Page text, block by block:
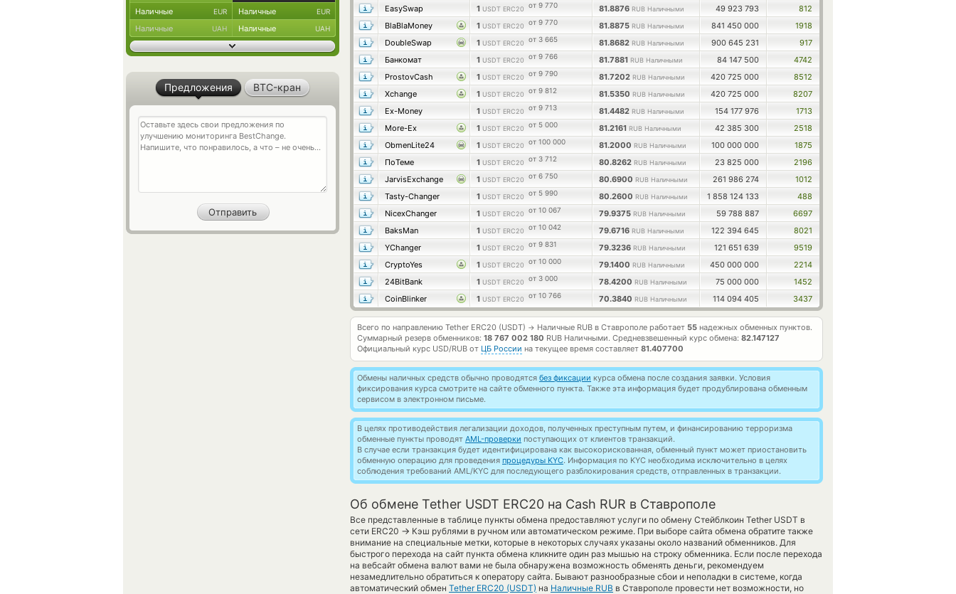
EasySwap
1 USDT ERC20 от 9 770 81.8876 RUB Наличными 49 923 793
812
BlaBlaMoney
1 USDT ERC20 от 9 770 81.8875 RUB Наличными 841 450 000
1918
DoubleSwap
1 USDT ERC20 от 3 665 81.8682 RUB Наличными 900 645 231
917
Банкомат
1 USDT ERC20 от 9 766 81.7881 RUB Наличными 84 147 500
4742
ProstovCash
1 USDT ERC20 от 9 790 81.7202 RUB Наличными 420 725 000
8512
Xchange
1 USDT ERC20 от 9 812 81.5350 RUB Наличными 420 725 000
8207
Ex-Money
1 USDT ERC20 от 9 713 81.4482 RUB Наличными 154 177 976
1713
More-Ex
1 USDT ERC20 от 5 000 81.2161 RUB Наличными 42 385 300
2518
ObmenLite24
1 USDT ERC20 от 100 000 81.2000 RUB Наличными 100 000 000
1875
ПоТеме
1 USDT ERC20 от 3 712 80.8262 RUB Наличными 23 825 000
2196
JarvisExchange
1 USDT ERC20 от 6 750 80.6900 RUB Наличными 261 986 274
1012
Tasty-Changer
1 USDT ERC20 от 5 990 80.2600 RUB Наличными 1 858 124 133
488
NicexChanger
1 USDT ERC20 от 10 067 79.9375 RUB Наличными 59 788 887
6697
BaksMan
1 USDT ERC20 от 10 042 79.6716 RUB Наличными 122 394 645
8021
YChanger
1 USDT ERC20 от 9 831 79.3236 RUB Наличными 121 651 639
9519
CryptoYes
1 USDT ERC20 от 10 000 79.1400 RUB Наличными 450 000 000
2214
24BitBank
1 USDT ERC20 от 3 000 78.4200 RUB Наличными 75 000 000
1452
CoinBlinker
1 USDT ERC20 от 10 766 70.3840 RUB Наличными 114 094 405 3437
Всего по направлению Tether ERC20 (USDT) → Наличные RUB в Ставрополе работает 55 надежных обменных пунктов.
Суммарный резерв обменников: 18 767 002 180 RUB Наличными. Средневзвешенный курс обмена: 82.147127
Официальный курс USD/RUB от ЦБ России на текущее время составляет 81.407700
Обмены наличных средств обычно проводятся без фиксации курса обмена после создания заявки. Условия
фиксирования курса смотрите на сайте обменного пункта. Также эта информация будет продублирована обменным
сервисом в электронном письме.
В целях противодействия легализации доходов, полученных преступным путем, и финансированию терроризма
обменные пункты проводят AML-проверки поступающих от клиентов транзакций.
В случае если транзакция будет идентифицирована как высокорискованная, обменный пункт может приостановить
обменную операцию для проведения процедуры KYC. Информация по KYC необходима исключительно в целях
соблюдения требований AML/KYC для последующего разблокирования средств, отправленных в транзакции.
Об обмене Tether USDT ERC20 на Cash RUR в Ставрополе
Все представленные в таблице пункты обмена предоставляют услуги по обмену Стейблкоин Tether USDT в
сети ERC20 → Кэш рублями в ручном или автоматическом режиме. При выборе сайта обмена обратите также
внимание на специальные метки, которые в некоторых случаях указаны около названий обменников. Для
быстрого перехода на сайт пункта обмена кликните один раз мышью на строку обменника. Если после перехода
на вебсайт обмена валют вами не была обнаружена возможность обменять деньги, рекомендуем
незамедлительно обратиться к оператору сайта. Бывают разнообразные сбои и неполадки в системе, когда
автоматический обмен Tether ERC20 (USDT) на Наличные RUB в Ставрополе провести нет возможности, но
Наличные EUR Наличные EUR
Наличные UAH Наличные UAH
Предложения BTC-кран